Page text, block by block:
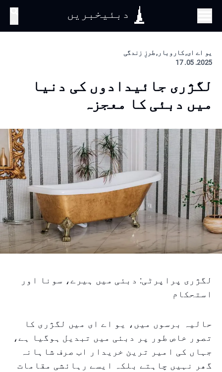
دبئیخبریں
یو اے ای, کاروبار, طرزِ زندگی
2025. 05. 17
لگژری جائیدادوں کی دنیا
میں دبئی کا معجزہ
لگژری پراپرٹی: دبئی میں ہیرے، سونا اور
استحکام
حالیہ برسوں میں، یو اے ای میں لگژری کا
تصور خاص طور پر دبئی میں تبدیل ہوگیا ہے،
جہاں کی امیر ترین خریدار اب صرف شاہانہ
گھر نہیں چاہتے بلکہ ایسے رہائشی مقامات